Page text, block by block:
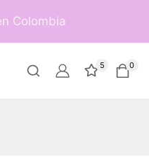
Colombia
5 0